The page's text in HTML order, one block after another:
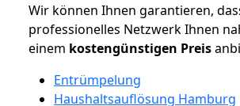
Wir können Ihnen garantieren,
professionelles Netzwerk Ihnen
einem kostengünstigen Preis
Entrümpelung
Haushaltsauflösung Hamburg